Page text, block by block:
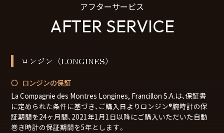
アフターサービス
AFTER SERVICE
ロンジン（LONGINES）
ロンジンの保証
La Compagnie des Montres Longines, Francillon S.A.は、保証書
に定められた条件に基づき、ご購入日よりロンジン®腕時計の保
証期間を24ヶ月間、2021年1月1日以降にご購入いただいた自動
巻き時計の保証期間を5年とします。